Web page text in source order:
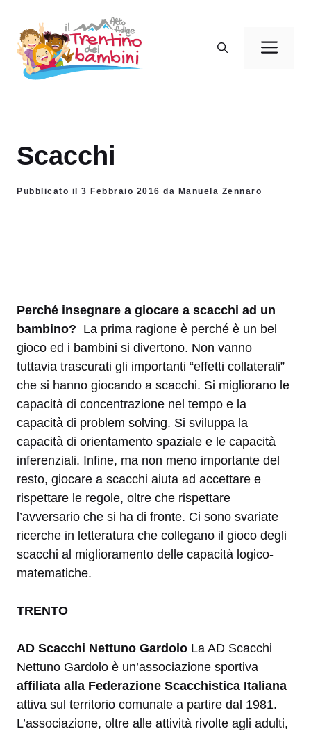
contenuto
Scacchi
Pubblicato il 3 Febbraio 2016 da Manuela Zennaro
Perché insegnare a giocare a scacchi ad un
bambino? La prima ragione è perché è un bel
gioco ed i bambini si divertono. Non vanno
tuttavia trascurati gli importanti “effetti collaterali”
che si hanno giocando a scacchi. Si migliorano le
capacità di concentrazione nel tempo e la
capacità di problem solving. Si sviluppa la
capacità di orientamento spaziale e le capacità
inferenziali. Infine, ma non meno importante del
resto, giocare a scacchi aiuta ad accettare e
rispettare le regole, oltre che rispettare
l’avversario che si ha di fronte. Ci sono svariate
ricerche in letteratura che collegano il gioco degli
scacchi al miglioramento delle capacità logico-
matematiche.
TRENTO
AD Scacchi Nettuno Gardolo La AD Scacchi
Nettuno Gardolo è un’associazione sportiva
affiliata alla Federazione Scacchistica Italiana
attiva sul territorio comunale a partire dal 1981.
L’associazione, oltre alle attività rivolte agli adulti,